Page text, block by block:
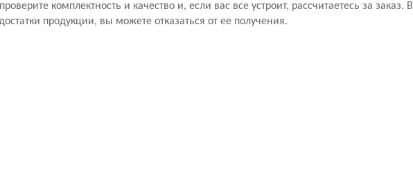
комплектность и качество и, если вас все устроит, рассчитаетесь за заказ. В
продукции, вы можете отказаться от ее получения.